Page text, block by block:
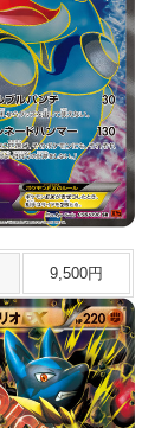
9,500円